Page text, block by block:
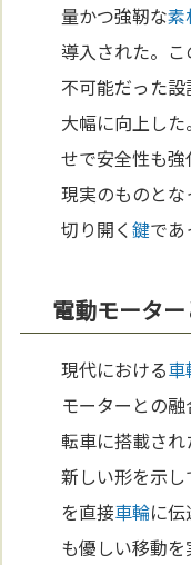
量かつ強靭な素
導入された。
不可能だった
大幅に向上した
せで安全性も
現実のものと
切り開く鍵であ
電動モータ
現代における車
モーターとの
転車に搭載さ
新しい形を示
を直接車輪に
も優しい移動を